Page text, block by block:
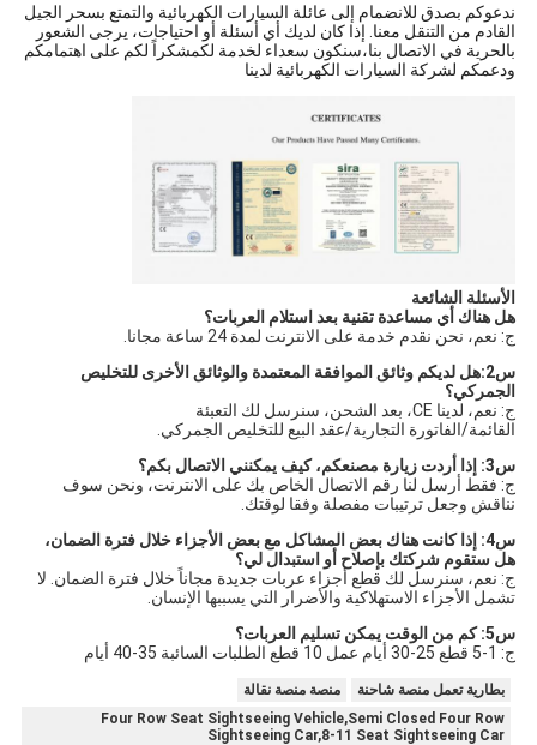
ندعوكم بصدق للانضمام إلى عائلة السيارات الكهربائية والتمتع بسحر الجيل
القادم من التنقل معنا. إذا كان لديك أي أسئلة أو احتياجات، يرجى الشعور
بالحرية في الاتصال بنا،سنكون سعداء لخدمة لكمشكراً لكم على اهتمامكم
ودعمكم لشركة السيارات الكهربائية لدينا
الأسئلة الشائعة
هل هناك أي مساعدة تقنية بعد استلام العربات؟
ج: نعم، نحن نقدم خدمة على الانترنت لمدة 24 ساعة مجانا.
س2:هل لديكم وثائق الموافقة المعتمدة والوثائق الأخرى للتخليص
الجمركي؟
ج: نعم، لدينا CE، بعد الشحن، سنرسل لك التعبئة
القائمة/الفاتورة التجارية/عقد البيع للتخليص الجمركي.
س3: إذا أردت زيارة مصنعكم، كيف يمكنني الاتصال بكم؟
ج: فقط أرسل لنا رقم الاتصال الخاص بك على الانترنت، ونحن سوف
نناقش وجعل ترتيبات مفصلة وفقا لوقتك.
س4: إذا كانت هناك بعض المشاكل مع بعض الأجزاء خلال فترة الضمان،
هل ستقوم شركتك بإصلاح أو استبدال لي؟
ج: نعم، سنرسل لك قطع أجزاء عربات جديدة مجاناً خلال فترة الضمان. لا
تشمل الأجزاء الاستهلاكية والأضرار التي يسببها الإنسان.
س5: كم من الوقت يمكن تسليم العربات؟
ج: 1-5 قطع 25-30 أيام عمل 10 قطع الطلبات السائبة 35-40 أيام
بطارية تعمل منصة شاحنة
منصة منصة نقالة
Four Row Seat Sightseeing Vehicle,Semi Closed Four Row
Sightseeing Car,8-11 Seat Sightseeing Car